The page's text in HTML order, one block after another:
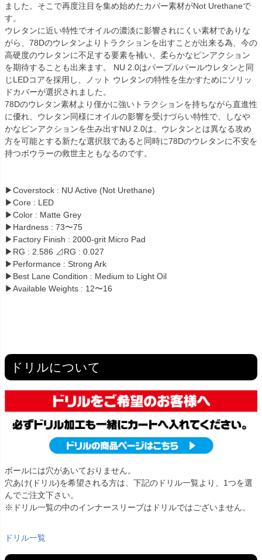
ました。そこで再度注目を集め始めたカバー素材がNot Urethaneで
す。
ウレタンに近い特性でオイルの濃淡に影響されにくい素材でありな
がら、78Dのウレタンよりトラクションを出すことが出来る為、今の
高硬度のウレタンに不足する要素を補い、柔らかなピンアクション
を期待することも出来ます。 NU 2.0はパープルパールウレタンと同
じLEDコアを採用し、ノット ウレタンの特性を生かすためにソリッ
ドカバーが選択されました。
78Dのウレタン素材より僅かに強いトラクションを持ちながら直進性
に優れ、ウレタン同様にオイルの影響を受けづらい特性で、しなや
かなピンアクションを生み出すNU 2.0は、ウレタンとは異なる攻め
方を可能とする新たな選択肢であると同時に78Dのウレタンに不安を
持つボウラーの救世主ともなるのです。
▶Coverstock : NU Active (Not Urethane)
▶Core : LED
▶Color : Matte Grey
▶Hardness : 73〜75
▶Factory Finish : 2000-grit Micro Pad
▶RG : 2.586 ⊿RG : 0.027
▶Performance : Strong Ark
▶Best Lane Condition : Medium to Light Oil
▶Available Weights : 12〜16
ドリルについて
ボールには穴があいておりません。
穴あけ(ドリル)を希望される方は、下記のドリル一覧より、1つを選
んでご注文下さい。
※ドリル一覧の中のインナースリーブはドリルではございません。
ドリル一覧